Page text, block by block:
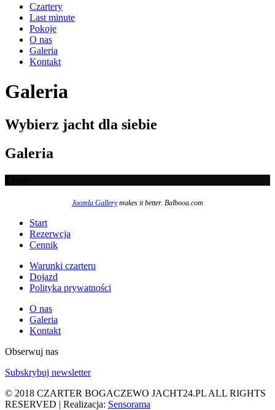
Czartery
Last minute
Pokoje
O nas
Galeria
Kontakt
Galeria
Wybierz jacht dla siebie
Galeria
Joomla Gallerymakes it better. Balbooa.com
Start
Rezerwcja
Cennik
Warunki czarteru
Dojazd
Polityka prywatności
O nas
Galeria
Kontakt
Obserwuj nas
Subskrybuj newsletter
© 2018 CZARTER BOGACZEWO JACHT24.PL ALL RIGHTS
RESERVED | Realizacja: Sensorama